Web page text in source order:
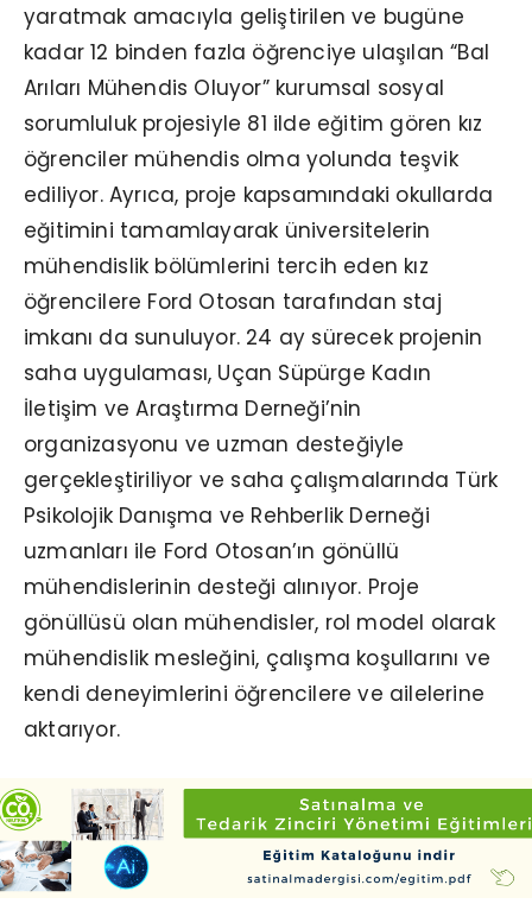
yaratmak amacıyla geliştirilen ve bugüne
kadar 12 binden fazla öğrenciye ulaşılan “Bal
Arıları Mühendis Oluyor” kurumsal sosyal
sorumluluk projesiyle 81 ilde eğitim gören kız
öğrenciler mühendis olma yolunda teşvik
ediliyor. Ayrıca, proje kapsamındaki okullarda
eğitimini tamamlayarak üniversitelerin
mühendislik bölümlerini tercih eden kız
öğrencilere Ford Otosan tarafından staj
imkanı da sunuluyor. 24 ay sürecek projenin
saha uygulaması, Uçan Süpürge Kadın
İletişim ve Araştırma Derneği’nin
organizasyonu ve uzman desteğiyle
gerçekleştiriliyor ve saha çalışmalarında Türk
Psikolojik Danışma ve Rehberlik Derneği
uzmanları ile Ford Otosan’ın gönüllü
mühendislerinin desteği alınıyor. Proje
gönüllüsü olan mühendisler, rol model olarak
mühendislik mesleğini, çalışma koşullarını ve
kendi deneyimlerini öğrencilere ve ailelerine
aktarıyor.